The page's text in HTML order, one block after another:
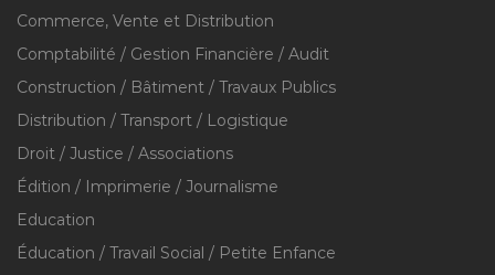
Commerce, Vente et Distribution
Comptabilité / Gestion Financière / Audit
Construction / Bâtiment / Travaux Publics
Distribution / Transport / Logistique
Droit / Justice / Associations
Édition / Imprimerie / Journalisme
Education
Éducation / Travail Social / Petite Enfance